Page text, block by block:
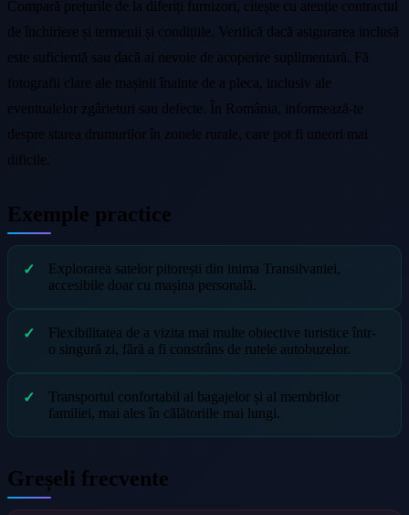
Compară prețurile de la diferiți furnizori, citește cu atenție contractul
de închiriere și termenii și condițiile. Verifică dacă asigurarea inclusă
este suficientă sau dacă ai nevoie de acoperire suplimentară. Fă
fotografii clare ale mașinii înainte de a pleca, inclusiv ale
eventualelor zgârieturi sau defecte. În România, informează-te
despre starea drumurilor în zonele rurale, care pot fi uneori mai
dificile.
Exemple practice
Explorarea satelor pitorești din inima Transilvaniei,
accesibile doar cu mașina personală.
Flexibilitatea de a vizita mai multe obiective turistice într-
o singură zi, fără a fi constrâns de rutele autobuzelor.
Transportul confortabil al bagajelor și al membrilor
familiei, mai ales în călătoriile mai lungi.
Greșeli frecvente